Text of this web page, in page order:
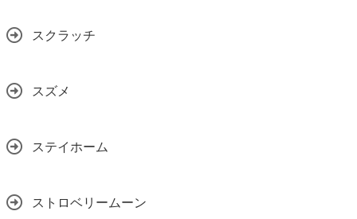
スクラッチ
スズメ
ステイホーム
ストロベリームーン